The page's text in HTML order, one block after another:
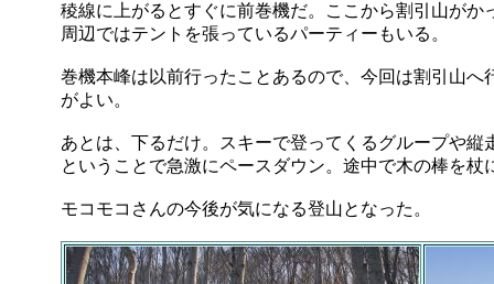
稜線に上がるとすぐに前巻機だ。ここから割引山が
周辺ではテントを張っているパーティーもいる。
巻機本峰は以前行ったことあるので、今回は割引山
がよい。
あとは、下るだけ。スキーで登ってくるグループや
ということで急激にペースダウン。途中で木の棒を
モコモコさんの今後が気になる登山となった。